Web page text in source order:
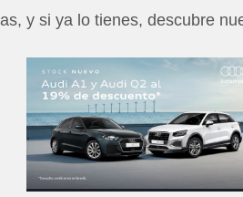
y si ya lo tienes, descubre